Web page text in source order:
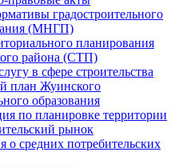
градостроительного
(МНГП)
планирования
района (СТП)
в сфере строительства
план Жуинского
образования
по планировке территории
рынок
о средних потребительских